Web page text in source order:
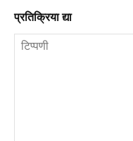
प्रतिक्रिया द्या